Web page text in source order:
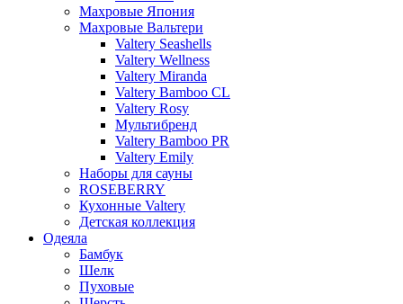
Махровые Япония
Махровые Вальтери
Valtery Seashells
Valtery Wellness
Valtery Miranda
Valtery Bamboo CL
Valtery Rosy
Мультибренд
Valtery Bamboo PR
Valtery Emily
Наборы для сауны
ROSEBERRY
Кухонные Valtery
Детская коллекция
Одеяла
Бамбук
Шелк
Пуховые